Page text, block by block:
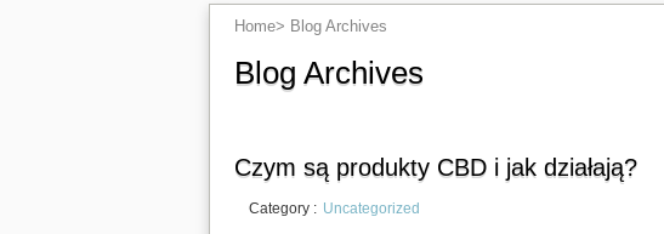
Home> Blog Archives
Blog Archives
Czym są produkty CBD i jak działają?
Category : Uncategorized